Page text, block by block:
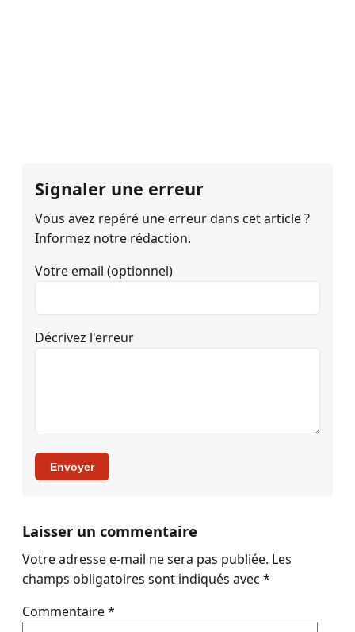
Signaler une erreur
Vous avez repéré une erreur dans cet article ?
Informez notre rédaction.
Votre email (optionnel)
Décrivez l'erreur
Envoyer
Laisser un commentaire
Votre adresse e-mail ne sera pas publiée. Les
champs obligatoires sont indiqués avec *
Commentaire*